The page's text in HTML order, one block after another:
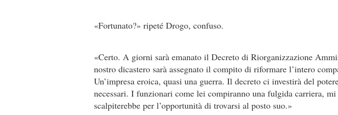
«Fortunato?» ripeté Drogo, confuso.
«Certo. A giorni sarà emanato il Decreto di Riorganizzazione
nostro dicastero sarà assegnato il compito di riformare l’intero
Un’impresa eroica, quasi una guerra. Il decreto ci investirà del
necessari. I funzionari come lei compiranno una fulgida carriera,
scalpiterebbe per l’opportunità di trovarsi al posto suo.»